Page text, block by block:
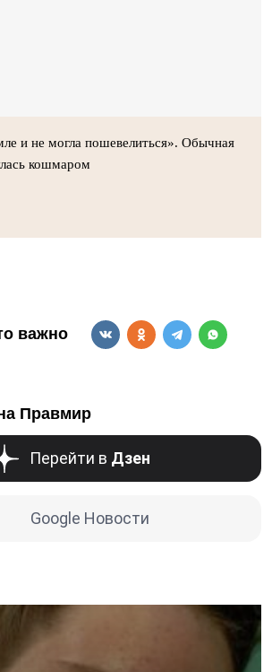
и не могла пошевелиться». Обычная
кошмаром
важно
Правмир
Перейти в Дзен
Google Новости